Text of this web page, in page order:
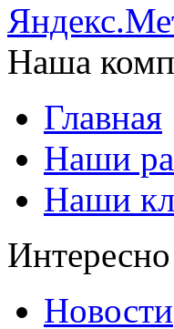
Наша
Главная
Наши
Наши
Интересно
Новости